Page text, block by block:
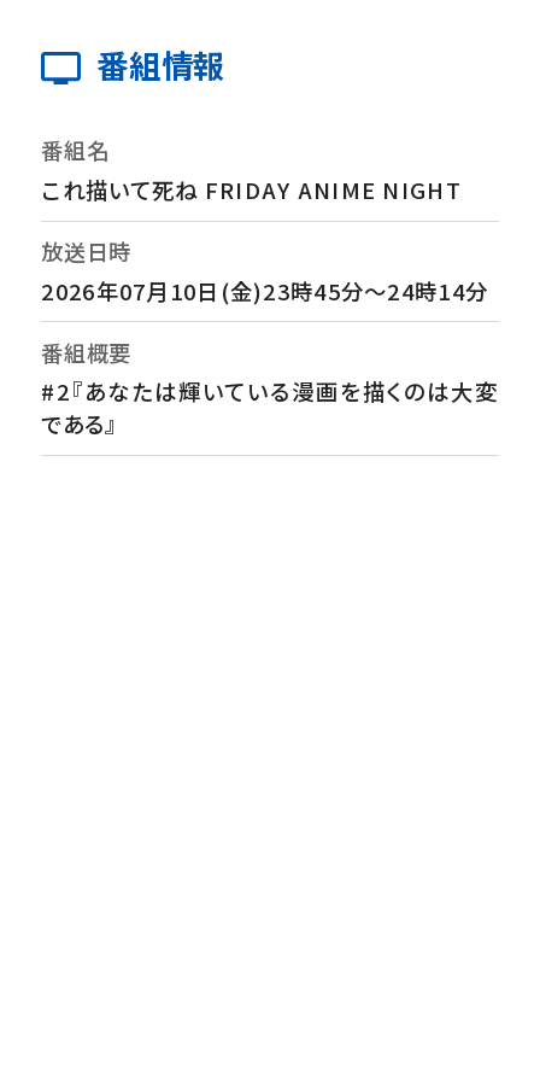
番組情報
番組名
これ描いて死ね FRIDAY ANIME NIGHT
放送日時
2026年07月10日(金)23時45分～24時14分
番組概要
#2『あなたは輝いている漫画を描くのは大変
である』